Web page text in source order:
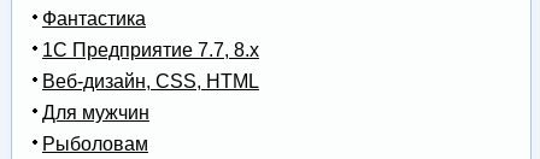
Фантастика
1С Предприятие 7.7, 8.x
Веб-дизайн, CSS, HTML
Для мужчин
Рыболовам